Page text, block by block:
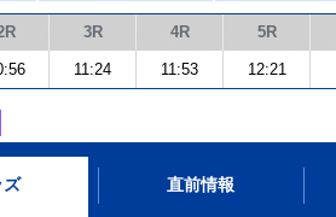
3R 4R 5R
11:24 11:53 12:21
ズ 直前情報